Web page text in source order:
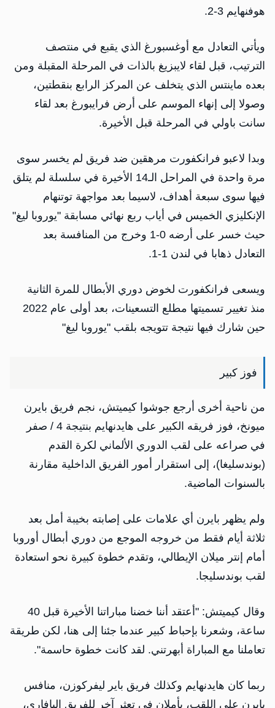
هوفنهايم 3-2.
ويأتي التعادل مع أوغسبورغ الذي يقبع في منتصف
الترتيب، قبل لقاء لايبزيغ بالذات في المرحلة المقبلة ومن
بعده ماينتس الذي يتخلف عن المركز الرابع بنقطتين،
وصولا إلى إنهاء الموسم على أرض فرايبورغ بعد لقاء
سانت باولي في المرحلة قبل الأخيرة.
وبدا لاعبو فرانكفورت مرهقين ضد فريق لم يخسر سوى
مرة واحدة في المراحل الـ14 الأخيرة في سلسلة لم يتلق
فيها سوى سبعة أهداف، لاسيما بعد مواجهة توتنهام
الإنكليزي الخميس في أياب ربع نهائي مسابقة "يوروبا ليغ"
حيث خسر على أرضه 0-1 وخرج من المنافسة بعد
التعادل ذهابا في لندن 1-1.
ويسعى فرانكفورت لخوض دوري الأبطال للمرة الثانية
منذ تغيير تسميتها مطلع التسعينات، بعد أولى عام 2022
حين شارك فيها نتيجة تتويجه بلقب "يوروبا ليغ"
فوز كبير
من ناحية أخرى أرجع جوشوا كيميتش، نجم فريق بايرن
ميونخ، فوز فريقه الكبير على هايدنهايم بنتيجة 4 / صفر
في صراعه على لقب الدوري الألماني لكرة القدم
(بوندسليغا)، إلى استقرار أمور الفريق الداخلية مقارنة
بالسنوات الماضية.
ولم يظهر بايرن أي علامات على إصابته بخيبة أمل بعد
ثلاثة أيام فقط من خروجه الموجع من دوري أبطال أوروبا
أمام إنتر ميلان الإيطالي، وتقدم خطوة كبيرة نحو استعادة
لقب بوندسليجا.
وقال كيميتش: "أعتقد أننا خضنا مباراتنا الأخيرة قبل 40
ساعة، وشعرنا بإحباط كبير عندما جئنا إلى هنا، لكن طريقة
تعاملنا مع المباراة أبهرتني. لقد كانت خطوة حاسمة".
ربما كان هايدنهايم وكذلك فريق باير ليفركوزن، منافس
بايرن على اللقب، يأملان في تعثر آخر للفريق البافاري،